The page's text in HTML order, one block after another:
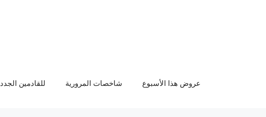
عروض هذا الأسبوع شاخصات المرورية للقادمين الجدد